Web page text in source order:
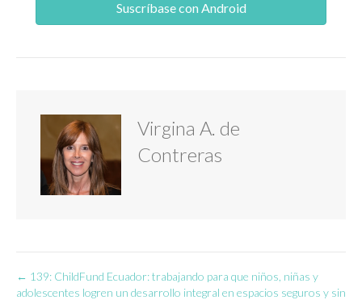
Suscríbase con Android
Virgina A. de
Contreras
Navegación
← 139: ChildFund Ecuador: trabajando para que niños, niñas y
adolescentes logren un desarrollo integral en espacios seguros y sin